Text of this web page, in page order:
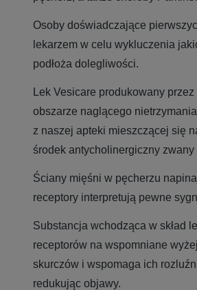
Osoby doświadczające
lekarzem w celu wykluczenia
podłoża dolegliwości.
Lek Vesicare produkowany
obszarze naglącego
z naszej apteki mieszczącej się
środek antycholinergiczny
Ściany mięśni w pęcherzu
receptory interpretują pewne
Substancja wchodząca w skład
receptorów na wspomniane
skurczów i wspomaga ich
redukując objawy.